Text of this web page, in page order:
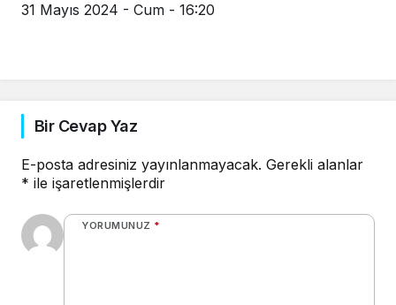
31 Mayıs 2024 - Cum - 16:20
Bir Cevap Yaz
E-posta adresiniz yayınlanmayacak. Gerekli alanlar
* ile işaretlenmişlerdir
YORUMUNUZ *